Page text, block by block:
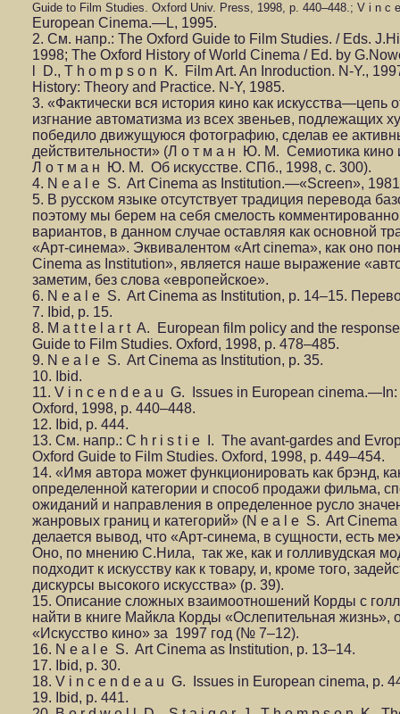
Guide to Film Studies. Oxford Univ. Press, 1998, p. 440–448.; V i n
European Cinema.—L, 1995.
2. См. напр.: The Oxford Guide to Film Studies. / Eds.
1998; The Oxford History of World Cinema / Ed. by
l D., T h o m p s o n K. Film Art. An Inroduction. N-Y.,
History: Theory and Practice. N-Y, 1985.
3. «Фактически вся история кино как
изгнание автоматизма из всех звеньев, подлежащих
победило движущуюся фотографию, сделав ее
действительности» (Л о т м а н Ю. М. Семиотика кино
Л о т м а н Ю. М. Об искусстве. СПб., 1998, с. 300).
4. N e a l e S. Art Cinema as Institution.—«Screen»,
5. В русском языке отсутствует традиция перевода
поэтому мы берем на себя смелость
вариантов, в данном случае оставляя как основной
«Арт-синема». Эквивалентом «Art сinema», как оно
Cinema as Institution», является наше выражение
заметим, без слова «европейское».
6. N e a l e S. Art Cinema as Institution, p. 14–15.
7. Ibid, p. 15.
8. M a t t e l a r t A. European film policy and the
Guide to Film Studies. Oxford, 1998, p. 478–485.
9. N e a l e S. Art Сinema as Institution, p. 35.
10. Ibid.
11. V i n c e n d e a u G. Issues in European
Oxford, 1998, p. 440–448.
12. Ibid, p. 444.
13. См. напр.: C h r i s t i e I. The avant-gardes and
Oxford Guide to Film Studies. Oxford, 1998, p. 449–454.
14. «Имя автора может функционировать как брэнд,
определенной категории и способ продажи фильма,
ожиданий и направления в определенное русло
жанровых границ и категорий» (N e a l e S. Art Cinema
делается вывод, что «Арт-синема, в сущности, есть
Оно, по мнению С.Нила, так же, как и голливудская
подходит к искусству как к товару, и, кроме того,
дискурсы высокого искусства» (p. 39).
15. Описание сложных взаимоотношений Корды с
найти в книге Майкла Корды «Ослепительная жизнь»,
«Искусство кино» за 1997 год (№ 7–12).
16. N e a l e S. Art Cinema as Institution, p. 13–14.
17. Ibid, p. 30.
18. V i n c e n d e a u G. Issues in European cinema, p.
19. Ibid, p. 441.